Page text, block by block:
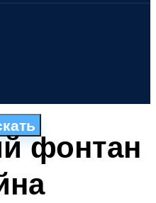
фонтан